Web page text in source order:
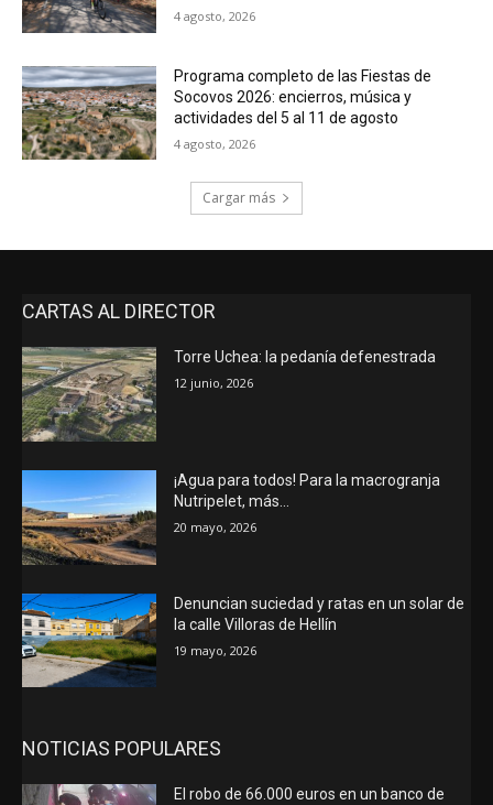
4 agosto, 2026
Programa completo de las Fiestas de
Socovos 2026: encierros, música y
actividades del 5 al 11 de agosto
4 agosto, 2026
Cargar más
CARTAS AL DIRECTOR
Torre Uchea: la pedanía defenestrada
12 junio, 2026
¡Agua para todos! Para la macrogranja
Nutripelet, más…
20 mayo, 2026
Denuncian suciedad y ratas en un solar de
la calle Villoras de Hellín
19 mayo, 2026
NOTICIAS POPULARES
El robo de 66.000 euros en un banco de